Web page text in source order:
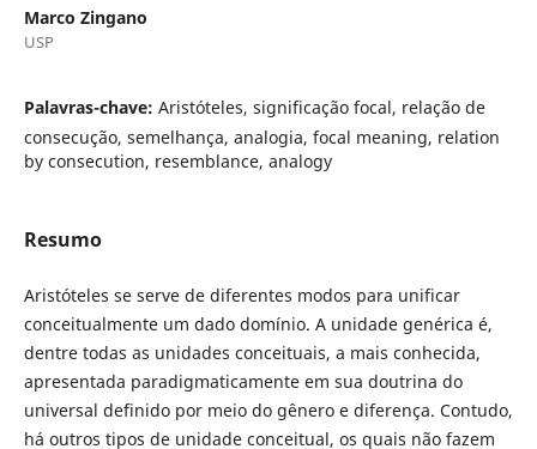
Marco Zingano
USP
Palavras-chave: Aristóteles, significação focal, relação de
consecução, semelhança, analogia, focal meaning, relation
by consecution, resemblance, analogy
Resumo
Aristóteles se serve de diferentes modos para unificar
conceitualmente um dado domínio. A unidade genérica é,
dentre todas as unidades conceituais, a mais conhecida,
apresentada paradigmaticamente em sua doutrina do
universal definido por meio do gênero e diferença. Contudo,
há outros tipos de unidade conceitual, os quais não fazem